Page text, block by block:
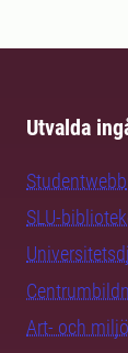
Utvalda
Studentwebb
SLU-
Art- och